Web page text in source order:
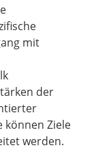
mit
der
können Ziele
werden.